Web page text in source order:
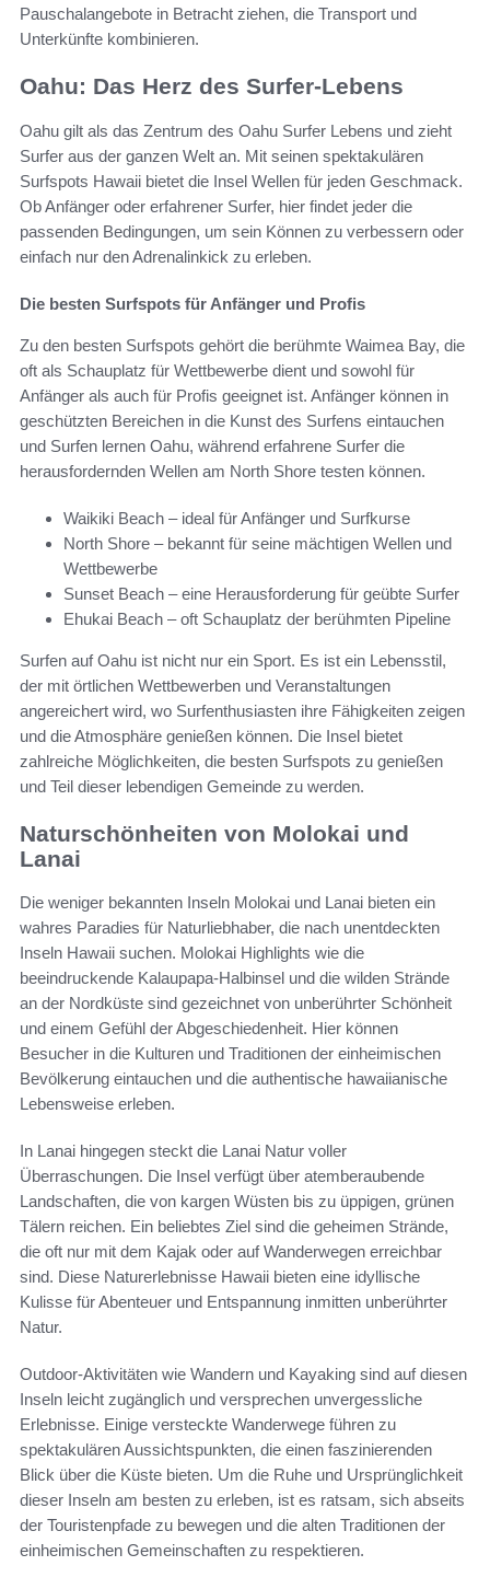
Pauschalangebote in Betracht ziehen, die Transport und
Unterkünfte kombinieren.
Oahu: Das Herz des Surfer-Lebens
Oahu gilt als das Zentrum des Oahu Surfer Lebens und zieht
Surfer aus der ganzen Welt an. Mit seinen spektakulären
Surfspots Hawaii bietet die Insel Wellen für jeden Geschmack.
Ob Anfänger oder erfahrener Surfer, hier findet jeder die
passenden Bedingungen, um sein Können zu verbessern oder
einfach nur den Adrenalinkick zu erleben.
Die besten Surfspots für Anfänger und Profis
Zu den besten Surfspots gehört die berühmte Waimea Bay, die
oft als Schauplatz für Wettbewerbe dient und sowohl für
Anfänger als auch für Profis geeignet ist. Anfänger können in
geschützten Bereichen in die Kunst des Surfens eintauchen
und Surfen lernen Oahu, während erfahrene Surfer die
herausfordernden Wellen am North Shore testen können.
Waikiki Beach – ideal für Anfänger und Surfkurse
North Shore – bekannt für seine mächtigen Wellen und
Wettbewerbe
Sunset Beach – eine Herausforderung für geübte Surfer
Ehukai Beach – oft Schauplatz der berühmten Pipeline
Surfen auf Oahu ist nicht nur ein Sport. Es ist ein Lebensstil,
der mit örtlichen Wettbewerben und Veranstaltungen
angereichert wird, wo Surfenthusiasten ihre Fähigkeiten zeigen
und die Atmosphäre genießen können. Die Insel bietet
zahlreiche Möglichkeiten, die besten Surfspots zu genießen
und Teil dieser lebendigen Gemeinde zu werden.
Naturschönheiten von Molokai und
Lanai
Die weniger bekannten Inseln Molokai und Lanai bieten ein
wahres Paradies für Naturliebhaber, die nach unentdeckten
Inseln Hawaii suchen. Molokai Highlights wie die
beeindruckende Kalaupapa-Halbinsel und die wilden Strände
an der Nordküste sind gezeichnet von unberührter Schönheit
und einem Gefühl der Abgeschiedenheit. Hier können
Besucher in die Kulturen und Traditionen der einheimischen
Bevölkerung eintauchen und die authentische hawaiianische
Lebensweise erleben.
In Lanai hingegen steckt die Lanai Natur voller
Überraschungen. Die Insel verfügt über atemberaubende
Landschaften, die von kargen Wüsten bis zu üppigen, grünen
Tälern reichen. Ein beliebtes Ziel sind die geheimen Strände,
die oft nur mit dem Kajak oder auf Wanderwegen erreichbar
sind. Diese Naturerlebnisse Hawaii bieten eine idyllische
Kulisse für Abenteuer und Entspannung inmitten unberührter
Natur.
Outdoor-Aktivitäten wie Wandern und Kayaking sind auf diesen
Inseln leicht zugänglich und versprechen unvergessliche
Erlebnisse. Einige versteckte Wanderwege führen zu
spektakulären Aussichtspunkten, die einen faszinierenden
Blick über die Küste bieten. Um die Ruhe und Ursprünglichkeit
dieser Inseln am besten zu erleben, ist es ratsam, sich abseits
der Touristenpfade zu bewegen und die alten Traditionen der
einheimischen Gemeinschaften zu respektieren.